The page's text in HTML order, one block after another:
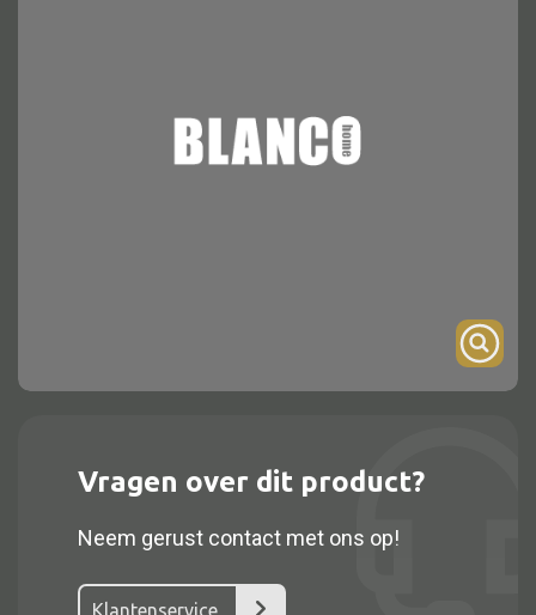
Alle kasten
Dressoir
Vragen over dit product?
Neem gerust contact met ons op!
Klantenservice